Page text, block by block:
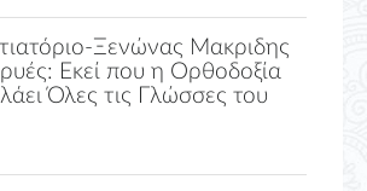
Ξενώνας Μακριδης
Εκεί που η Ορθοδοξία
Όλες τις Γλώσσες του